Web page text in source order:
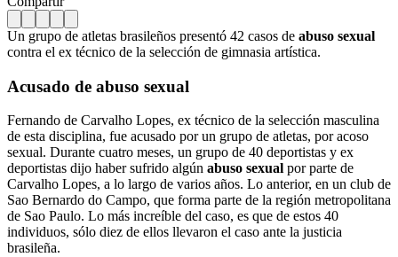
Un grupo de atletas brasileños presentó 42 casos de abuso sexual
contra el ex técnico de la selección de gimnasia artística.
Acusado de abuso sexual
Fernando de Carvalho Lopes, ex técnico de la selección masculina
de esta disciplina, fue acusado por un grupo de atletas, por acoso
sexual. Durante cuatro meses, un grupo de 40 deportistas y ex
deportistas dijo haber sufrido algún abuso sexual por parte de
Carvalho Lopes, a lo largo de varios años. Lo anterior, en un club de
Sao Bernardo do Campo, que forma parte de la región metropolitana
de Sao Paulo. Lo más increíble del caso, es que de estos 40
individuos, sólo diez de ellos llevaron el caso ante la justicia
brasileña.